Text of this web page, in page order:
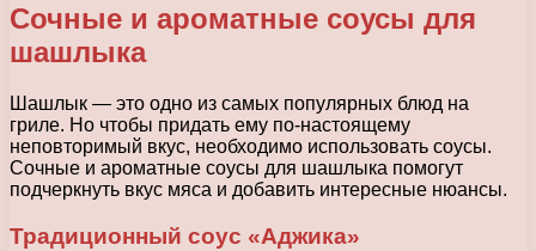
Сочные и ароматные соусы для
шашлыка
Шашлык — это одно из самых популярных блюд на
гриле. Но чтобы придать ему по-настоящему
неповторимый вкус, необходимо использовать соусы.
Сочные и ароматные соусы для шашлыка помогут
подчеркнуть вкус мяса и добавить интересные нюансы.
Традиционный соус «Аджика»